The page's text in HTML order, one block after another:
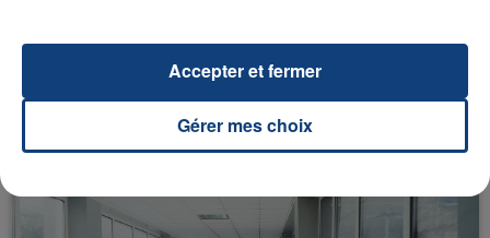
INCENDIE MORTEL À LENS : UNE FEMME ET
SON BÉBÉ ENTRE LA VIE ET LA...
Un homme s'est immolé par le feu après avoir
Gérer mes choix
Accepter et fermer